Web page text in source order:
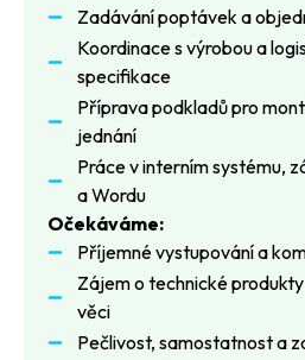
Zadávání poptávek a
Koordinace s výrobou a
specifikace
Příprava podkladů pro
jednání
Práce v interním systému,
a Wordu
Očekáváme:
Příjemné vystupování a
Zájem o technické
věci
Pečlivost, samostatnost a